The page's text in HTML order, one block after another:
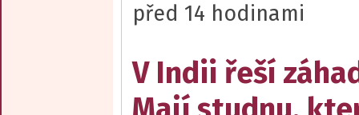
před 14 hodinami
V Indii řeší